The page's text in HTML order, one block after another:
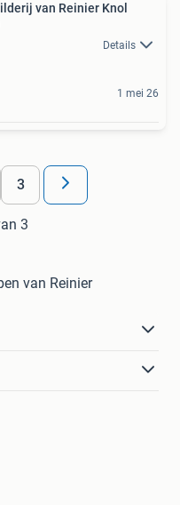
van Reinier Knol
Details
1 mei 26
3
3
van Reinier